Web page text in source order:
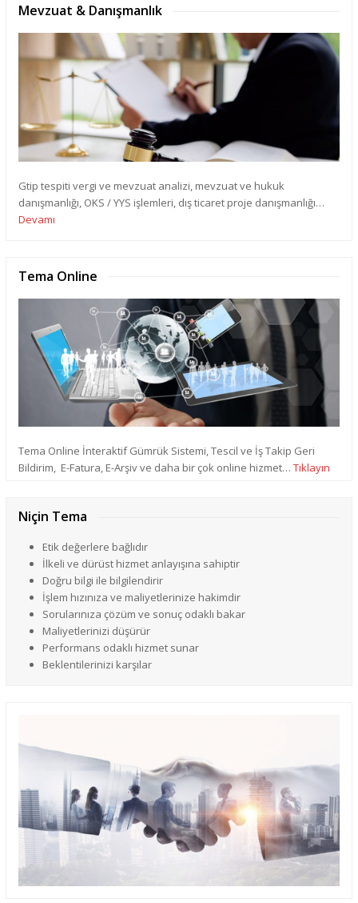
Mevzuat & Danışmanlık
Gtip tespiti vergi ve mevzuat analizi, mevzuat ve hukuk
danışmanlığı, OKS / YYS işlemleri, dış ticaret proje danışmanlığı…
Devamı
Tema Online
Tema Online İnteraktif Gümrük Sistemi, Tescil ve İş Takip Geri
Bildirim, E-Fatura, E-Arşiv ve daha bir çok online hizmet…Tıklayın
Niçin Tema
Etik değerlere bağlıdır
İlkeli ve dürüst hizmet anlayışına sahiptir
Doğru bilgi ile bilgilendirir
İşlem hızınıza ve maliyetlerinize hakimdir
Sorularınıza çözüm ve sonuç odaklı bakar
Maliyetlerinizi düşürür
Performans odaklı hizmet sunar
Beklentilerinizi karşılar